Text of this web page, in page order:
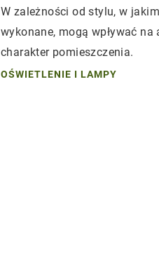
W zależności od stylu, w
wykonane, mogą wpływać na
charakter pomieszczenia.
OŚWIETLENIE I LAMPY